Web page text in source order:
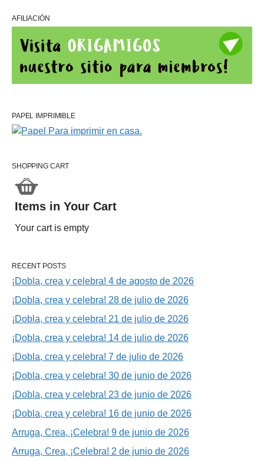
AFILIACIÓN
PAPEL IMPRIMIBLE
SHOPPING CART
Items in Your Cart
Your cart is empty
RECENT POSTS
¡Dobla, crea y celebra! 4 de agosto de 2026
¡Dobla, crea y celebra! 28 de julio de 2026
¡Dobla, crea y celebra! 21 de julio de 2026
¡Dobla, crea y celebra! 14 de julio de 2026
¡Dobla, crea y celebra! 7 de julio de 2026
¡Dobla, crea y celebra! 30 de junio de 2026
¡Dobla, crea y celebra! 23 de junio de 2026
¡Dobla, crea y celebra! 16 de junio de 2026
Arruga, Crea, ¡Celebra! 9 de junio de 2026
Arruga, Crea, ¡Celebra! 2 de junio de 2026